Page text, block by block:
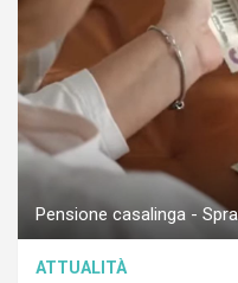
Pensione casalinga -
ATTUALITÀ